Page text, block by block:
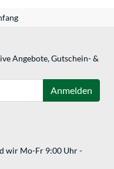
Angebote, Gutschein- &
Anmelden
wir Mo-Fr 9:00 Uhr -